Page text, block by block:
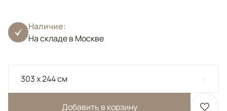
Наличие:
На складе в Москве
303 x 244 см
Добавить в корзину